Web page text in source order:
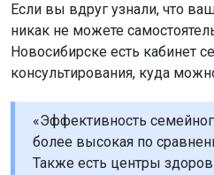
Если вы вдруг узнали, что
никак не можете
Новосибирске есть кабинет
консультирования, куда
«Эффективность
более высокая по
Также есть центры